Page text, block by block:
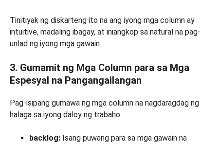
Tinitiyak ng diskarteng ito na ang iyong mga column ay
intuitive, madaling ibagay, at iniangkop sa natural na pag-
unlad ng iyong mga gawain
3. Gumamit ng Mga Column para sa Mga
Espesyal na Pangangailangan
Pag-isipang gumawa ng mga column na nagdaragdag ng
halaga sa iyong daloy ng trabaho:
backlog: Isang puwang para sa mga gawain na